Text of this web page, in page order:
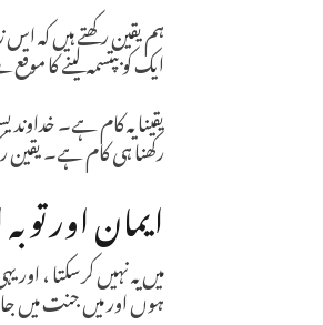
ہم یقین رکھتے ہیں کہ
ایک کو بپتسمہ لینے کا
رکھنا ہی کام ہے۔ یقین
ایمان اور
میں یہ نہیں کرسکتا ،
ہوں اور میں جنت